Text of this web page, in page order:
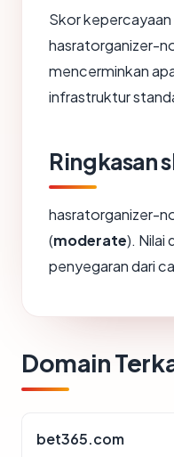
Skor
hasratorganizer-
mencerminkan
infrastruktur
Ringkasan
hasratorganizer-
(moderate). Nilai
penyegaran dari
Domain
bet365.com